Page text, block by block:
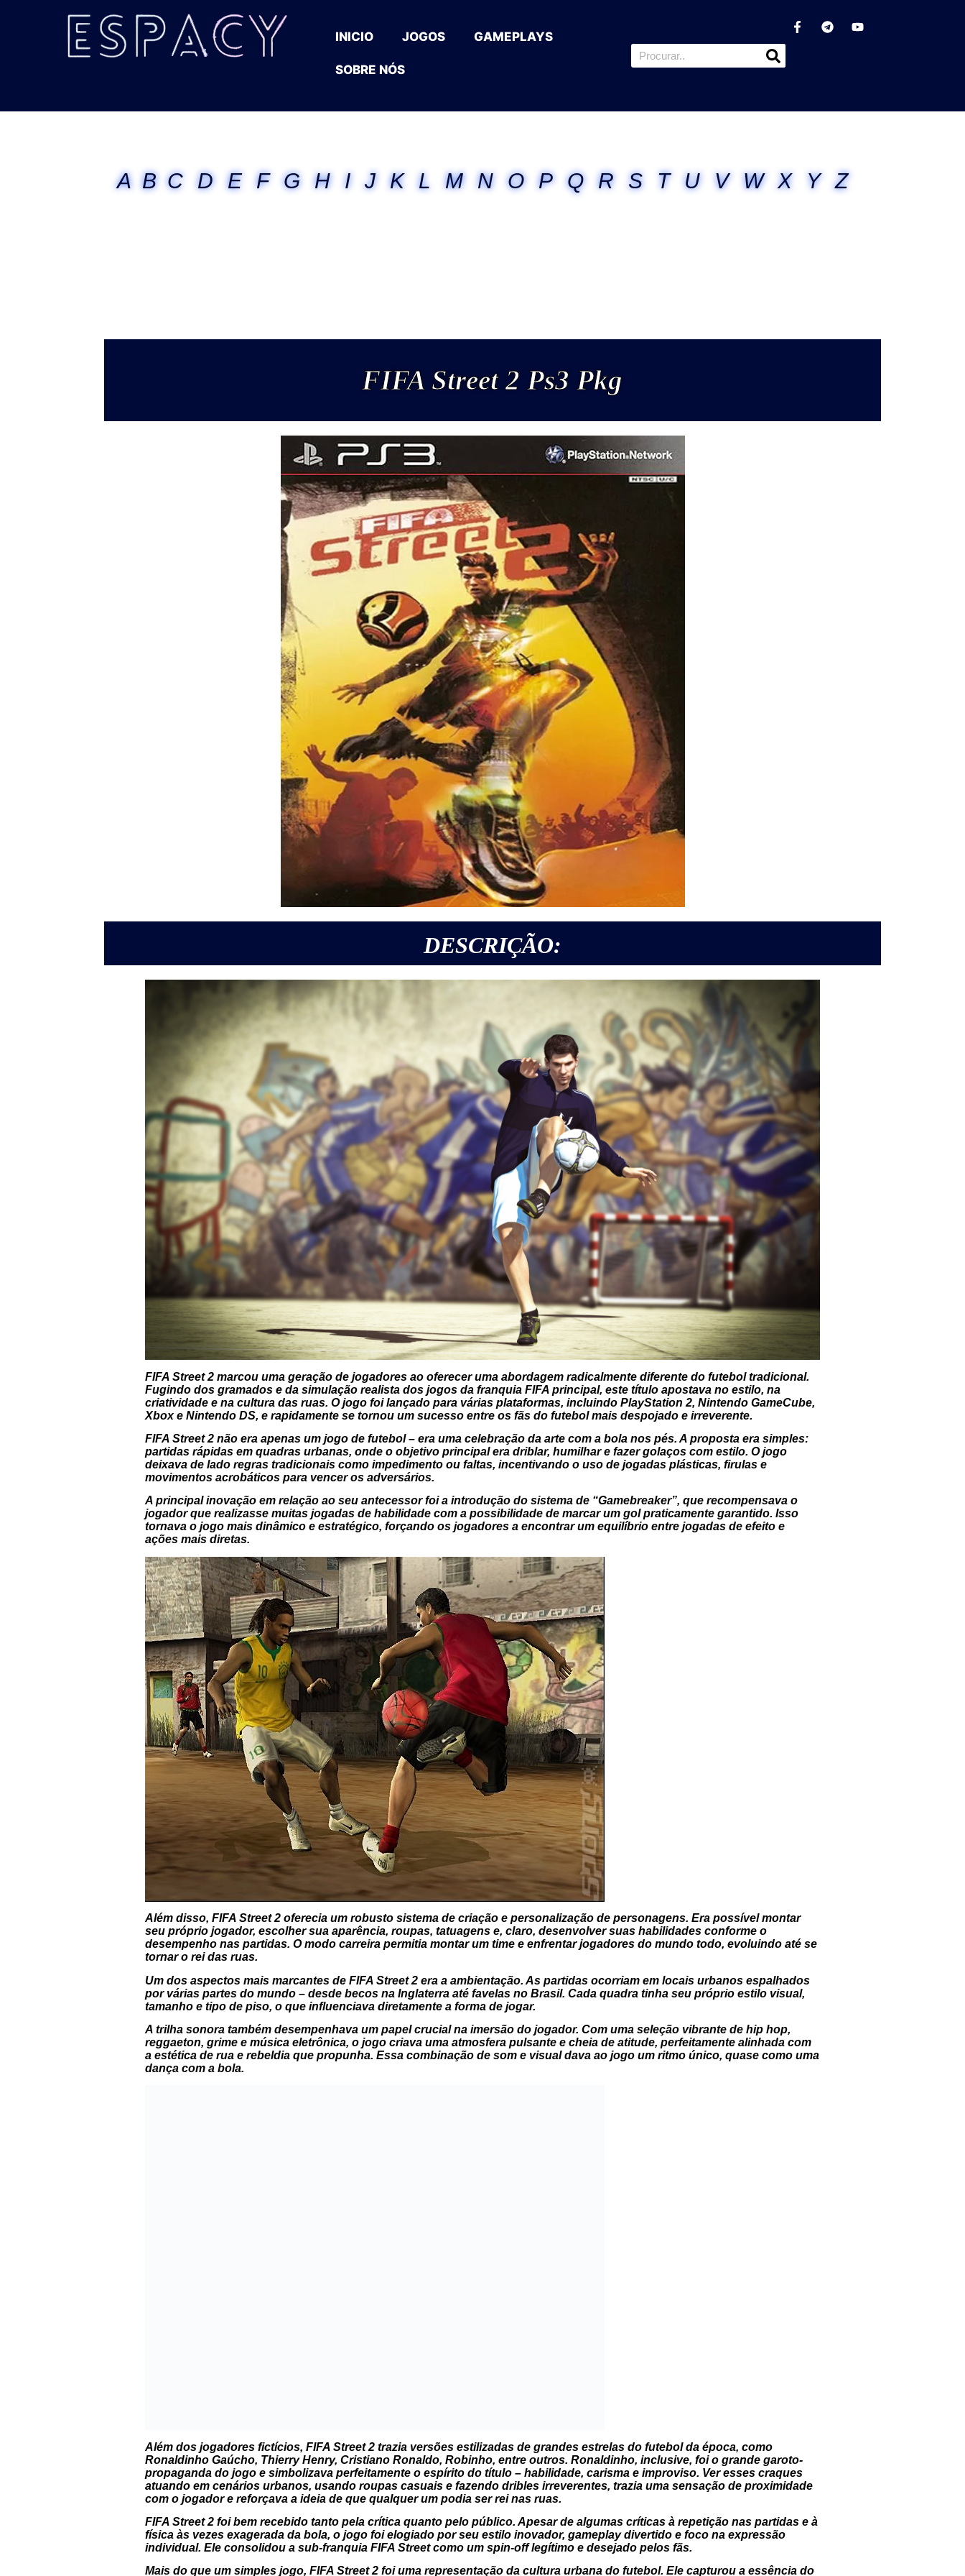
INICIO JOGOS GAMEPLAYS
SOBRE NÓS
A B C D E F G H I J K L M N O P Q R S T U V W X Y Z
FIFA Street 2 Ps3 Pkg
DESCRIÇÃO:
FIFA Street 2marcou uma geração de jogadores ao oferecer uma abordagem radicalmente diferente do futebol tradicional.
Fugindo dos gramados e da simulação realista dos jogos da franquia FIFA principal, este título apostava no estilo, na
criatividade e na cultura das ruas. O jogo foi lançado para várias plataformas, incluindo PlayStation 2, Nintendo GameCube,
Xbox e Nintendo DS, e rapidamente se tornou um sucesso entre os fãs do futebol mais despojado e irreverente.
FIFA Street 2não era apenas um jogo de futebol – era uma celebração da arte com a bola nos pés. A proposta era simples:
partidas rápidas em quadras urbanas, onde o objetivo principal era driblar, humilhar e fazer golaços com estilo. O jogo
deixava de lado regras tradicionais como impedimento ou faltas, incentivando o uso de jogadas plásticas, firulas e
movimentos acrobáticos para vencer os adversários.
A principal inovação em relação ao seu antecessor foi a introdução do sistema de “Gamebreaker”, que recompensava o
jogador que realizasse muitas jogadas de habilidade com a possibilidade de marcar um gol praticamente garantido. Isso
tornava o jogo mais dinâmico e estratégico, forçando os jogadores a encontrar um equilíbrio entre jogadas de efeito e
ações mais diretas.
Além disso, FIFA Street 2oferecia um robusto sistema de criação e personalização de personagens. Era possível montar
seu próprio jogador, escolher sua aparência, roupas, tatuagens e, claro, desenvolver suas habilidades conforme o
desempenho nas partidas. O modo carreira permitia montar um time e enfrentar jogadores do mundo todo, evoluindo até se
tornar o rei das ruas.
Um dos aspectos mais marcantes de FIFA Street 2era a ambientação. As partidas ocorriam em locais urbanos espalhados
por várias partes do mundo – desde becos na Inglaterra até favelas no Brasil. Cada quadra tinha seu próprio estilo visual,
tamanho e tipo de piso, o que influenciava diretamente a forma de jogar.
A trilha sonora também desempenhava um papel crucial na imersão do jogador. Com uma seleção vibrante de hip hop,
reggaeton, grime e música eletrônica, o jogo criava uma atmosfera pulsante e cheia de atitude, perfeitamente alinhada com
a estética de rua e rebeldia que propunha. Essa combinação de som e visual dava ao jogo um ritmo único, quase como uma
dança com a bola.
Além dos jogadores fictícios, FIFA Street 2trazia versões estilizadas de grandes estrelas do futebol da época, como
Ronaldinho Gaúcho, Thierry Henry, Cristiano Ronaldo, Robinho, entre outros. Ronaldinho, inclusive, foi o grande garoto-
propaganda do jogo e simbolizava perfeitamente o espírito do título – habilidade, carisma e improviso. Ver esses craques
atuando em cenários urbanos, usando roupas casuais e fazendo dribles irreverentes, trazia uma sensação de proximidade
com o jogador e reforçava a ideia de que qualquer um podia ser rei nas ruas.
FIFA Street 2foi bem recebido tanto pela crítica quanto pelo público. Apesar de algumas críticas à repetição nas partidas e à
física às vezes exagerada da bola, o jogo foi elogiado por seu estilo inovador, gameplay divertido e foco na expressão
individual. Ele consolidou a sub-franquia FIFA Streetcomo um spin-off legítimo e desejado pelos fãs.
Mais do que um simples jogo, FIFA Street 2foi uma representação da cultura urbana do futebol. Ele capturou a essência do